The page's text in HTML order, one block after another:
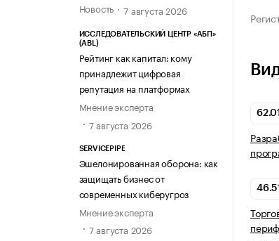
Новость
7 августа 2026
ИССЛЕДОВАТЕЛЬСКИЙ ЦЕНТР «АБП»
(ABL)
Рейтинг как капитал: кому
принадлежит цифровая
репутация на платформах
Мнение эксперта
7 августа 2026
SERVICEPIPE
Эшелонированная оборона: как
защищать бизнес от
современных киберугроз
Мнение эксперта
7 августа 2026
62.01
46.51